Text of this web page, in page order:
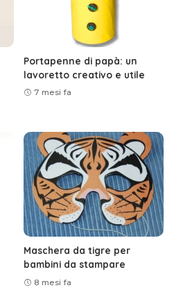
Portapenne di papà: un
lavoretto creativo e utile
7 mesi fa
Maschera da tigre per
bambini da stampare
8 mesi fa